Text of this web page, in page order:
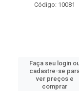
Código: 10081
Faça seu login
cadastre-se
ver preços e
comprar